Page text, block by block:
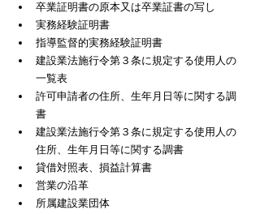
卒業証明書の原本又は卒業証書の写し
実務経験証明書
指導監督的実務経験証明書
建設業法施行令第３条に規定する使用人の
一覧表
許可申請者の住所、生年月日等に関する調
書
建設業法施行令第３条に規定する使用人の
住所、生年月日等に関する調書
貸借対照表、損益計算書
営業の沿革
所属建設業団体